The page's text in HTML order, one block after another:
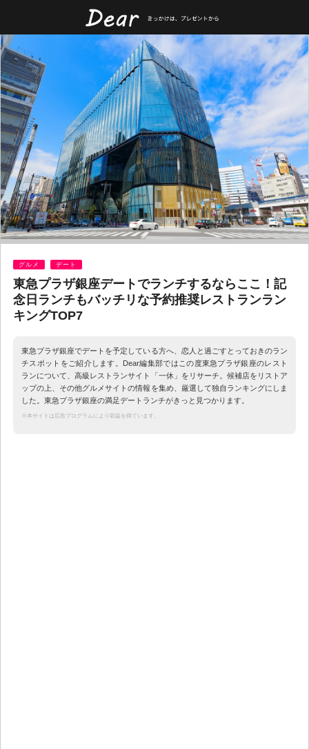
グルメ デート
東急プラザ銀座デートでランチするならここ！記
念日ランチもバッチリな予約推奨レストランラン
キングTOP7
東急プラザ銀座でデートを予定している方へ、恋人と過ごすとっておきのラン
チスポットをご紹介します。Dear編集部ではこの度東急プラザ銀座のレスト
ランについて、高級レストランサイト「一休」をリサーチ。候補店をリストア
ップの上、その他グルメサイトの情報を集め、厳選して独自ランキングにしま
した。東急プラザ銀座の満足デートランチがきっと見つかります。
※本サイトは広告プログラムにより収益を得ています。